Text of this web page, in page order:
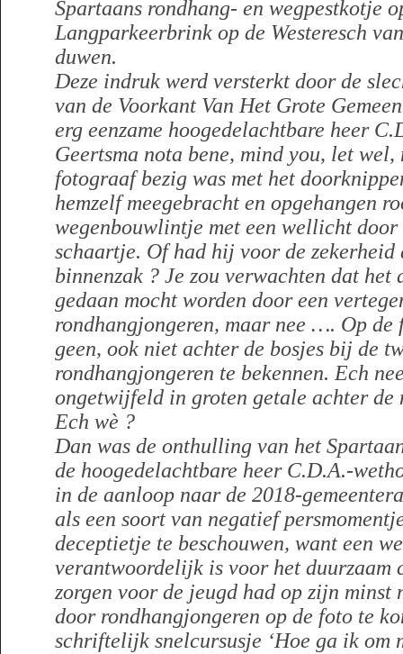
Spartaans rondhang- en wegpestkotje
Langparkeerbrink op de Westeresch
duwen.
Deze indruk werd versterkt door de
van de Voorkant Van Het Grote
erg eenzame hoogedelachtbare heer
Geertsma nota bene, mind you, let wel,
fotograaf bezig was met het
hemzelf meegebracht en opgehangen
wegenbouwlintje met een wellicht door
schaartje. Of had hij voor de
binnenzak ? Je zou verwachten dat
gedaan mocht worden door een
rondhangjongeren, maar nee …. Op
geen, ook niet achter de bosjes bij de
rondhangjongeren te bekennen. Ech
ongetwijfeld in groten getale achter de
Ech wè ?
Dan was de onthulling van het
de hoogedelachtbare heer C.D.A.-
in de aanloop naar de 2018-
als een soort van negatief
deceptietje te beschouwen, want een
verantwoordelijk is voor het
zorgen voor de jeugd had op zijn minst
door rondhangjongeren op de foto te
schriftelijk snelcursusje ‘Hoe ga ik om